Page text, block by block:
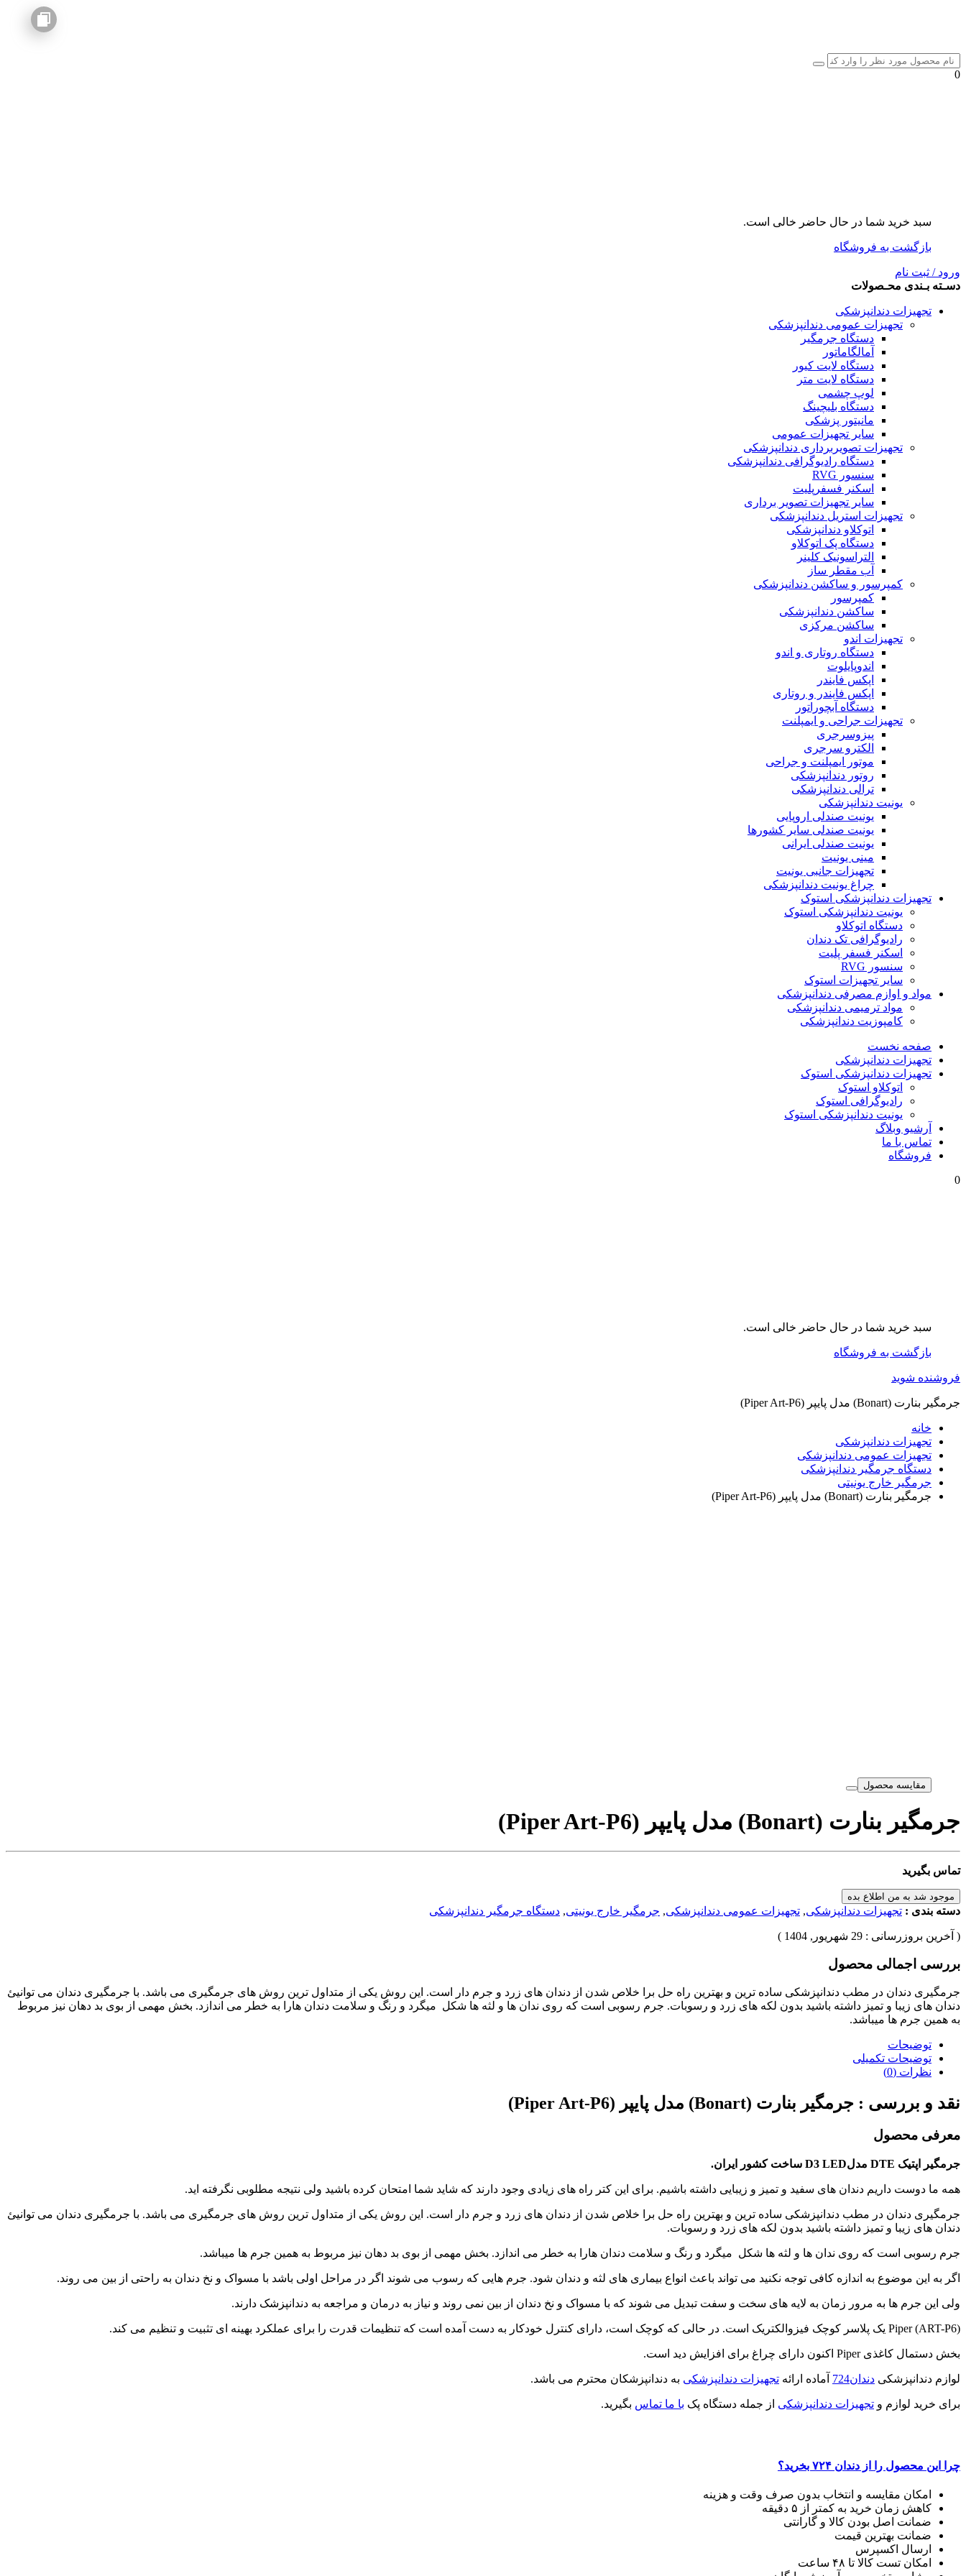
0
سبد خرید شما در حال حاضر خالی است.
بازگشت به فروشگاه
ورود / ثبت نام
دسـته بـندی محـصولات
تجهیزات دندانپزشکی
تجهیزات عمومی دندانپزشکی
دستگاه جرمگیر
آمالگاماتور
دستگاه لایت کیور
دستگاه لایت متر
لوپ چشمی
دستگاه بلیچینگ
مانیتور پزشکی
سایر تجهیزات عمومی
تجهیزات تصویربرداری دندانپزشکی
دستگاه رادیوگرافی دندانپزشکی
سنسور RVG
اسکنر فسفرپلیت
سایر تجهیزات تصویر برداری
تجهیزات استریل دندانپزشکی
اتوکلاو دندانپزشکی
دستگاه پک اتوکلاو
التراسونیک کلینر
آب مقطر ساز
کمپرسور و ساکشن دندانپزشکی
کمپرسور
ساکشن دندانپزشکی
ساکشن مرکزی
تجهیزات اندو
دستگاه روتاری و اندو
اندوپایلوت
اپکس فایندر
اپکس فایندر و روتاری
دستگاه آبچوراتور
تجهیزات جراحی و ایمپلنت
پیزوسرجری
الکترو سرجری
موتور ایمپلنت و جراحی
روتور دندانپزشکی
ترالی دندانپزشکی
یونیت دندانپزشکی
یونیت صندلی اروپایی
یونیت صندلی سایر کشورها
یونیت صندلی ایرانی
مینی یونیت
تجهیزات جانبی یونیت
چراغ یونیت دندانپزشکی
تجهیزات دندانپزشکی استوک
یونیت دندانپزشکی استوک
دستگاه اتوکلاو
رادیوگرافی تک دندان
اسکنر فسفر پلیت
سنسور RVG
سایر تجهیزات استوک
مواد و اوازم مصرفی دندانپزشکی
مواد ترمیمی دندانپزشکی
کامپوزیت دندانپزشکی
صفحه نخست
تجهیزات دندانپزشکی
تجهیزات دندانپزشکی استوک
اتوکلاو استوک
رادیوگرافی استوک
یونیت دندانپزشکی استوک
آرشیو وبلاگ
تماس با ما
فروشگاه
0
سبد خرید شما در حال حاضر خالی است.
بازگشت به فروشگاه
فروشنده شوید
جرمگیر بنارت (Bonart) مدل پایپر (Piper Art-P6)
خانه
تجهیزات دندانپزشکی
تجهیزات عمومی دندانپزشکی
دستگاه جرمگیر دندانپزشکی
جرمگیر خارج یونیتی
جرمگیر بنارت (Bonart) مدل پایپر (Piper Art-P6)
مقایسه محصول
جرمگیر بنارت (Bonart) مدل پایپر (Piper Art-P6)
تماس بگیرید
موجود شد به من اطلاع بده
دسته بندی : تجهیزات دندانپزشکی, تجهیزات عمومی دندانپزشکی, جرمگیر خارج یونیتی, دستگاه جرمگیر دندانپزشکی
( آخرین بروزرسانی : 29 شهریور, 1404 )
بررسی اجمالی محصول
جرمگیری دندان در مطب دندانپزشکی ساده ترین و بهترین راه حل برا خلاص شدن از دندان های زرد و جرم دار است. این روش یکی از متداول ترین روش های جرمگیری می باشد. با جرمگیری دندان می توانیئ
دندان های زیبا و تمیز داشته باشید بدون لکه های زرد و رسوبات. جرم رسوبی است که روی ندان ها و لثه ها شکل میگرد و رنگ و سلامت دندان هارا به خطر می اندازد. بخش مهمی از بوی بد دهان نیز مربوط
به همین جرم ها میباشد.
توضیحات
توضیحات تکمیلی
نظرات (0)
نقد و بررسی : جرمگیر بنارت (Bonart) مدل پایپر (Piper Art-P6)
معرفی محصول
جرمگیر اپتیک DTE مدلD3 LED ساخت کشور ایران.
همه ما دوست داریم دندان های سفید و تمیز و زیبایی داشته باشیم. برای این کتر راه های زیادی وجود دارند که شاید شما امتحان کرده باشید ولی نتیجه مطلوبی نگرفته اید.
جرمگیری دندان در مطب دندانپزشکی ساده ترین و بهترین راه حل برا خلاص شدن از دندان های زرد و جرم دار است. این روش یکی از متداول ترین روش های جرمگیری می باشد. با جرمگیری دندان می توانیئ
دندان های زیبا و تمیز داشته باشید بدون لکه های زرد و رسوبات.
جرم رسوبی است که روی ندان ها و لثه ها شکل میگرد و رنگ و سلامت دندان هارا به خطر می اندازد. بخش مهمی از بوی بد دهان نیز مربوط به همین جرم ها میباشد.
اگر به این موضوع به اندازه کافی توجه نکنید می تواند باعث انواع بیماری های لثه و دندان شود. جرم هایی که رسوب می شوند اگر در مراحل اولی باشد با مسواک و نخ دندان به راحتی از بین می روند.
ولی این جرم ها به مرور زمان به لایه های سخت و سفت تبدیل می شوند که با مسواک و نخ دندان از بین نمی روند و نیاز به درمان و مراجعه به دندانپزشک دارند.
Piper (ART-P6) یک پلاسر کوچک فیزوالکتریک است. در حالی که کوچک است، دارای کنترل خودکار به دست آمده است که تنظیمات قدرت را برای عملکرد بهینه ای تثبیت و تنظیم می کند.
بخش دستمال کاغذی Piper اکنون دارای چراغ برای افزایش دید است.
لوازم دندانپزشکی دندان724 آماده ارائه تجهیزات دندانپزشکی به دندانپزشکان محترم می باشد.
برای خرید لوازم و تجهیزات دندانپزشکی از جمله دستگاه پک با ما تماس بگیرید.
چرا این محصول را از دندان ۷۲۴ بخرید؟
امکان مقایسه و انتخاب بدون صرف وقت و هزینه
کاهش زمان خرید به کمتر از ۵ دقیقه
ضمانت اصل بودن کالا و گارانتی
ضمانت بهترین قیمت
ارسال اکسپرس
امکان تست کالا تا ۴۸ ساعت